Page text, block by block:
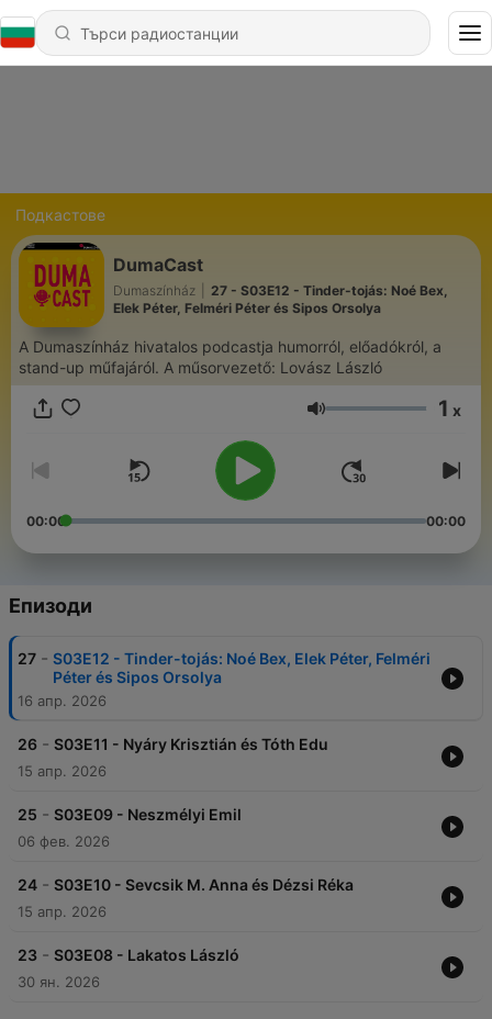
Подкастове
DumaCast
Dumaszínház
27 - S03E12 - Tinder-tojás: Noé Bex,
Elek Péter, Felméri Péter és Sipos Orsolya
A Dumaszínház hivatalos podcastja humorról, előadókról, a
stand-up műfajáról. A műsorvezető: Lovász László
Сила на звука
1 x
00:00 00:00
Епизоди
27 - S03E12 - Tinder-tojás: Noé Bex, Elek Péter, Felméri
Péter és Sipos Orsolya
16 апр. 2026
26 - S03E11 - Nyáry Krisztián és Tóth Edu
15 апр. 2026
25 - S03E09 - Neszmélyi Emil
06 фев. 2026
24 - S03E10 - Sevcsik M. Anna és Dézsi Réka
15 апр. 2026
23 - S03E08 - Lakatos László
30 ян. 2026